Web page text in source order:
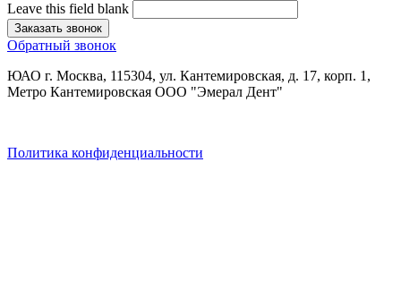
Leave this field blank
Обратный звонок
ЮАО г. Москва, 115304, ул. Кантемировская, д. 17, корп. 1,
Метро Кантемировская ООО "Эмерал Дент"
Политика конфиденциальности